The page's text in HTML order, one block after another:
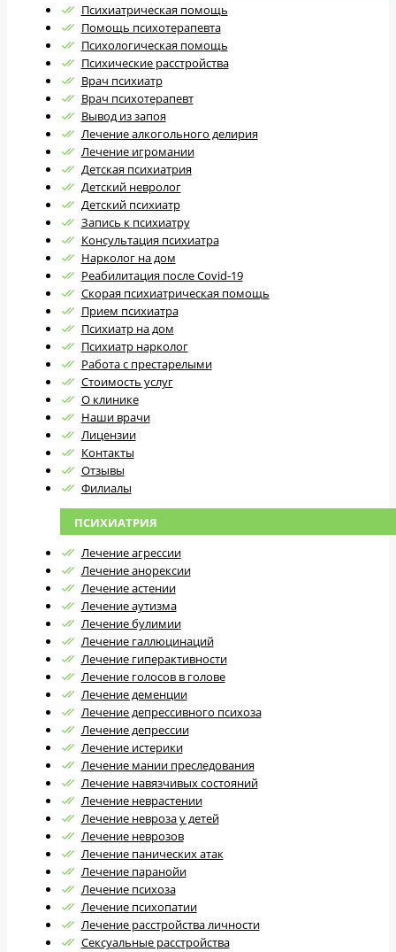
Психиатрическая помощь
Помощь психотерапевта
Психологическая помощь
Психические расстройства
Врач психиатр
Врач психотерапевт
Вывод из запоя
Лечение алкогольного делирия
Лечение игромании
Детская психиатрия
Детский невролог
Детский психиатр
Запись к психиатру
Консультация психиатра
Нарколог на дом
Реабилитация после Covid-19
Скорая психиатрическая помощь
Прием психиатра
Психиатр на дом
Психиатр нарколог
Работа с престарелыми
Стоимость услуг
О клинике
Наши врачи
Лицензии
Контакты
Отзывы
Филиалы
ПСИХИАТРИЯ
Лечение агрессии
Лечение анорексии
Лечение астении
Лечение аутизма
Лечение булимии
Лечение галлюцинаций
Лечение гиперактивности
Лечение голосов в голове
Лечение деменции
Лечение депрессивного психоза
Лечение депрессии
Лечение истерики
Лечение мании преследования
Лечение навязчивых состояний
Лечение неврастении
Лечение невроза у детей
Лечение неврозов
Лечение панических атак
Лечение паранойи
Лечение психоза
Лечение психопатии
Лечение расстройства личности
Cексуальные расстройства